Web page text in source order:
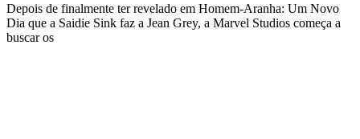
Depois de finalmente ter revelado em Homem-Aranha: Um Novo
Dia que a Saidie Sink faz a Jean Grey, a Marvel Studios começa a
buscar os